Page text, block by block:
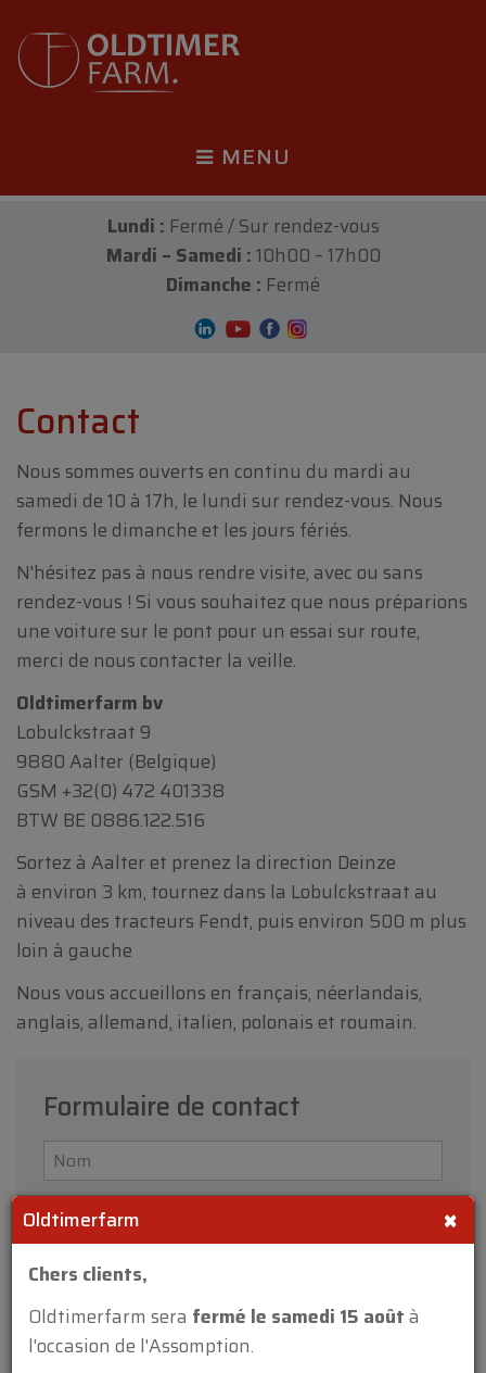
MENU
Lundi : Fermé / Sur rendez-vous
Mardi – Samedi :10h00 – 17h00
Dimanche : Fermé
Contact
Nous sommes ouverts en continu du mardi au
samedi de 10 à 17h, le lundi sur rendez-vous. Nous
fermons le dimanche et les jours fériés.
N'hésitez pas à nous rendre visite, avec ou sans
rendez-vous ! Si vous souhaitez que nous préparions
une voiture sur le pont pour un essai sur route,
merci de nous contacter la veille.
Oldtimerfarm bv
Lobulckstraat 9
9880 Aalter (Belgique)
GSM +32(0) 472 401338
BTW BE 0886.122.516
Sortez à Aalter et prenez la direction Deinze
à environ 3 km, tournez dans la Lobulckstraat au
niveau des tracteurs Fendt, puis environ 500 m plus
loin à gauche
Nous vous accueillons en français, néerlandais,
anglais, allemand, italien, polonais et roumain.
Formulaire de contact
×
Oldtimerfarm
Chers clients,
Oldtimerfarm sera fermé le samedi 15 aoûtà
l'occasion de l'Assomption.